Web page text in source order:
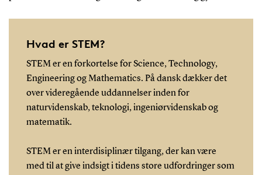
Hvad er STEM?
STEM er en forkortelse for Science, Technology,
Engineering og Mathematics. På dansk dækker det
over videregående uddannelser inden for
naturvidenskab, teknologi, ingeniørvidenskab og
matematik.
STEM er en interdisiplinær tilgang, der kan være
med til at give indsigt i tidens store udfordringer som